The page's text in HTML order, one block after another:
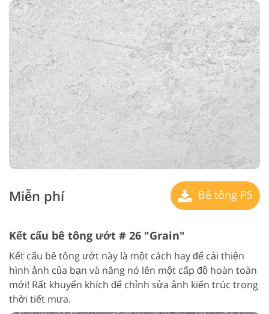
Miễn phí Bê tông PS
Kết cấu bê tông ướt # 26 "Grain"
Kết cấu bê tông ướt này là một cách hay để cải thiện
hình ảnh của bạn và nâng nó lên một cấp độ hoàn toàn
mới! Rất khuyến khích để chỉnh sửa ảnh kiến trúc trong
thời tiết mưa.